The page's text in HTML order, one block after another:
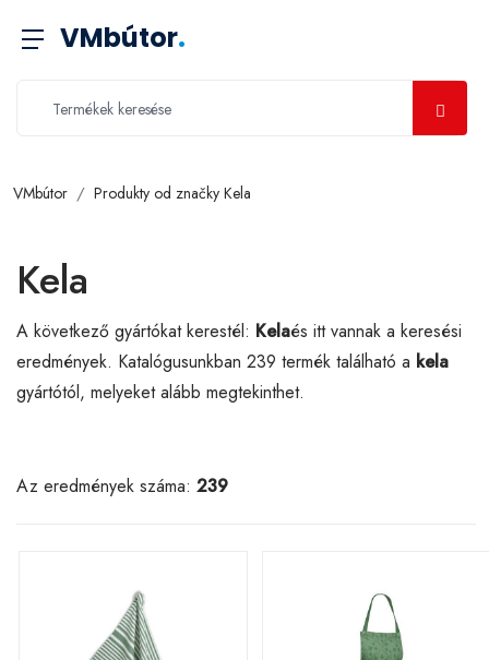
VMbútor.
VMbútor Produkty od značky Kela
Kela
A következő gyártókat kerestél: Kelaés itt vannak a keresési
eredmények. Katalógusunkban 239 termék található a kela
gyártótól, melyeket alább megtekinthet.
Az eredmények száma: 239